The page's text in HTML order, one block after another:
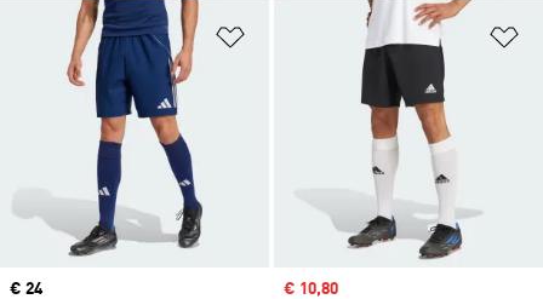
Ajouter à la Liste de produits
Prix actuel
€ 24 Prix soldé
€ 10,80